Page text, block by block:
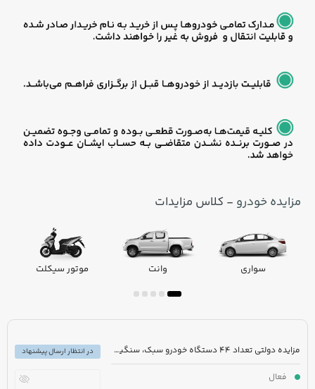
مزایده خودرو - کلاس مزایدات
سواری وانت موتور سیکلت
مزایده دولتی تعداد 44 دستگاه خودرو سبک، سنگین و موتورسیکلت
فعال
در انتظار ارسال پیشنهاد